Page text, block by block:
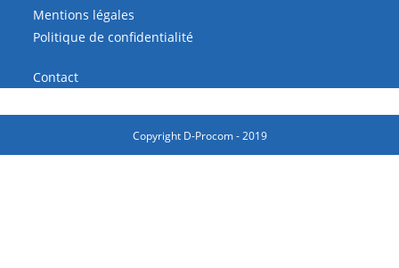
Mentions légales
Politique de confidentialité
Contact
Copyright D-Procom - 2019